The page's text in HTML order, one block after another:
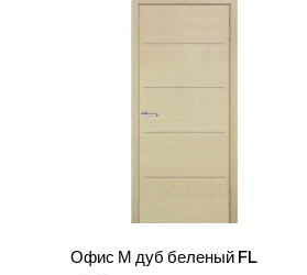
Офис М дуб беленый FL